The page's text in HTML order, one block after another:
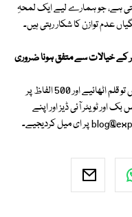
کا تقریباً 20 فیصد بنتی ہے، جو ہمارے لیے ایک لمحہِ
عدم توازن کا شکار رہتی ہیں۔
کے خیالات سے متفق ہونا ضروری
اگر آپ بھی ہمارے لیے اردو بلاگ لکھنا چاہتے ہیں تو قلم اٹھائیے اور 500 الفاظ پر
اور ٹویٹر آئی ڈیز اور اپنے
پر ای میل کردیجیے۔